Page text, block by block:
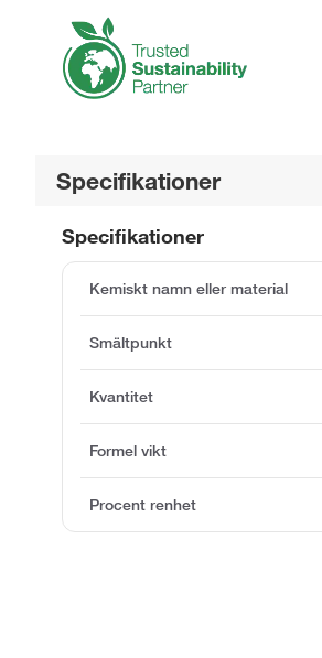
Specifikationer
Specifikationer
Kemiskt namn eller material
Smältpunkt
Kvantitet
Formel vikt
Procent renhet